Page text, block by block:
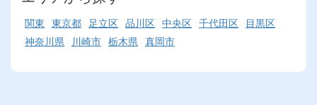
関東 東京都 足立区 品川区 中央区 千代田区
目黒区
神奈川県
川崎市 栃木県 真岡市